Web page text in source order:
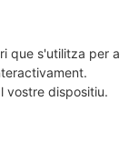
que s'utilitza per a
vostre dispositiu.